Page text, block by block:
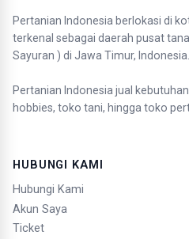
Pertanian Indonesia berlokasi di
terkenal sebagai daerah pusat
Sayuran ) di Jawa Timur, Indonesia.
Pertanian Indonesia jual
hobbies, toko tani, hingga toko
HUBUNGI KAMI
Hubungi Kami
Akun Saya
Ticket